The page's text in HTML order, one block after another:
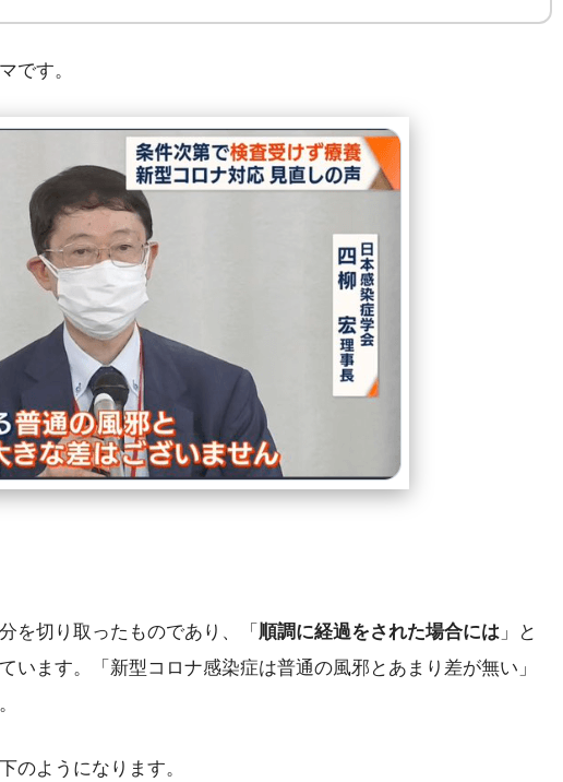
です。
を切り取ったものであり、「 順調に経過をされた場合には 」と
います。「新型コロナ感染症は普通の風邪とあまり差が無い」
のようになります。